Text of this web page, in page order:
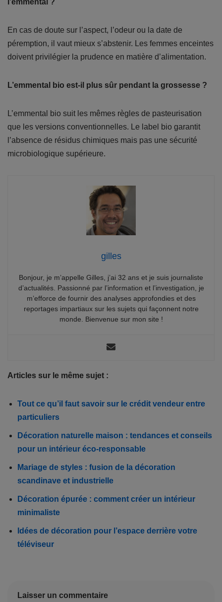
l’emmental ?
En cas de doute sur l’aspect, l’odeur ou la date de
péremption, il vaut mieux s’abstenir. Les femmes enceintes
doivent privilégier la prudence en matière d’alimentation.
L’emmental bio est-il plus sûr pendant la grossesse ?
L’emmental bio suit les mêmes règles de pasteurisation
que les versions conventionnelles. Le label bio garantit
l’absence de résidus chimiques mais pas une sécurité
microbiologique supérieure.
gilles
Bonjour, je m’appelle Gilles, j’ai 32 ans et je suis journaliste
d’actualités. Passionné par l’information et l’investigation, je
m’efforce de fournir des analyses approfondies et des
reportages impartiaux sur les sujets qui façonnent notre
monde. Bienvenue sur mon site !
Articles sur le même sujet :
Tout ce qu’il faut savoir sur le crédit vendeur entre
particuliers
Décoration naturelle maison : tendances et conseils
pour un intérieur éco-responsable
Mariage de styles : fusion de la décoration
scandinave et industrielle
Décoration épurée : comment créer un intérieur
minimaliste
Idées de décoration pour l’espace derrière votre
téléviseur
Laisser un commentaire